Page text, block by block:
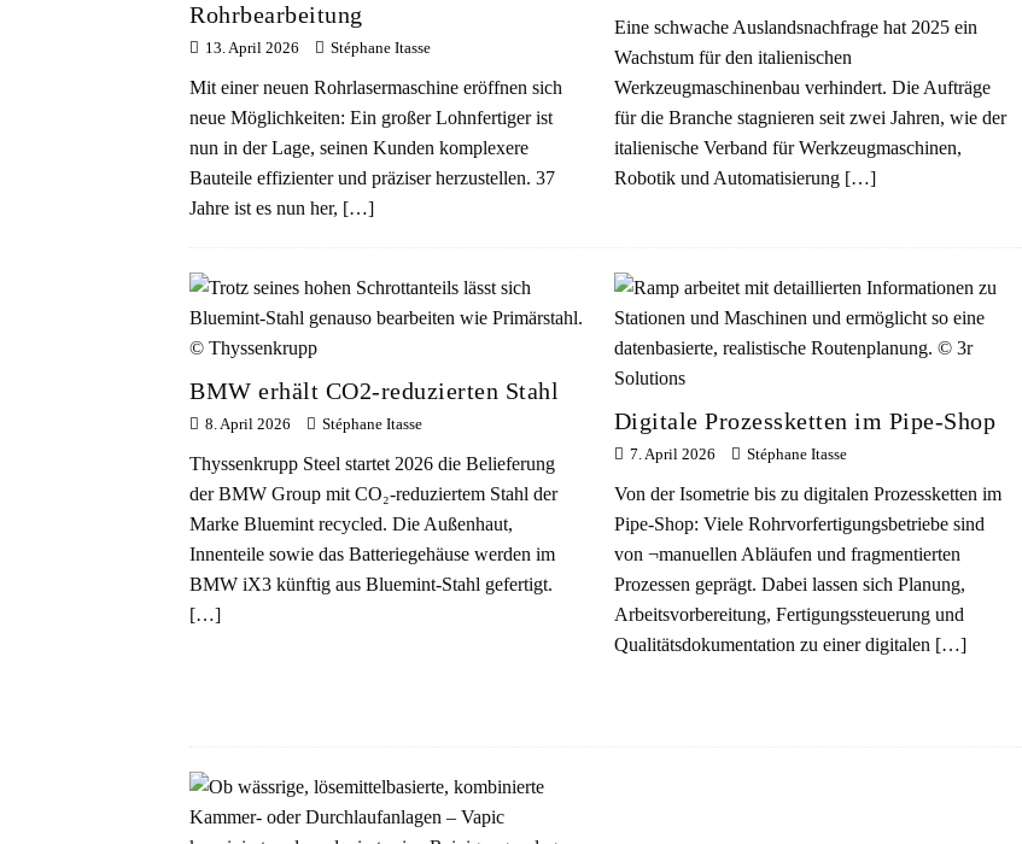
Rohrbearbeitung
13. April 2026 Stéphane Itasse
Mit einer neuen Rohrlasermaschine eröffnen sich
neue Möglichkeiten: Ein großer Lohnfertiger ist
nun in der Lage, seinen Kunden komplexere
Bauteile effizienter und präziser herzustellen. 37
Jahre ist es nun her, […]
Eine schwache Auslandsnachfrage hat 2025 ein
Wachstum für den italienischen
Werkzeugmaschinenbau verhindert. Die Aufträge
für die Branche stagnieren seit zwei Jahren, wie der
italienische Verband für Werkzeugmaschinen,
Robotik und Automatisierung […]
BMW erhält CO2-reduzierten Stahl
8. April 2026 Stéphane Itasse
Thyssenkrupp Steel startet 2026 die Belieferung
der BMW Group mit CO₂-reduziertem Stahl der
Marke Bluemint recycled. Die Außenhaut,
Innenteile sowie das Batteriegehäuse werden im
BMW iX3 künftig aus Bluemint-Stahl gefertigt.
[…]
Digitale Prozessketten im Pipe-Shop
7. April 2026 Stéphane Itasse
Von der Isometrie bis zu digitalen Prozessketten im
Pipe-Shop: Viele Rohrvorfertigungsbetriebe sind
von ¬manuellen Abläufen und fragmentierten
Prozessen geprägt. Dabei lassen sich Planung,
Arbeitsvorbereitung, Fertigungssteuerung und
Qualitätsdokumentation zu einer digitalen […]